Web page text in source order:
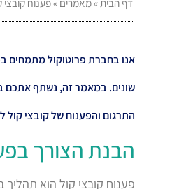
דף הבית»מאמרים »פענוח קובצי
אנו בחברת פרוטוקול מתמחים
שונים. במאמר זה, נשתף אתכם
התרגום והפענוח של קובצי קול
הבנת הצורך
פענוח קובצי קול הוא